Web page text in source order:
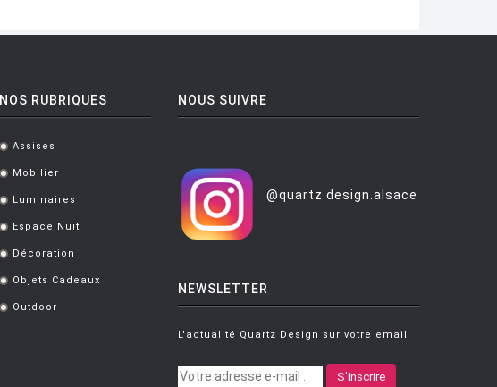
NOS RUBRIQUES
. Assises
. Mobilier
. Luminaires
. Espace Nuit
. Décoration
. Objets Cadeaux
. Outdoor
NOUS SUIVRE
@quartz.design.alsace
NEWSLETTER
L'actualité Quartz Design sur votre email.
S'inscrire